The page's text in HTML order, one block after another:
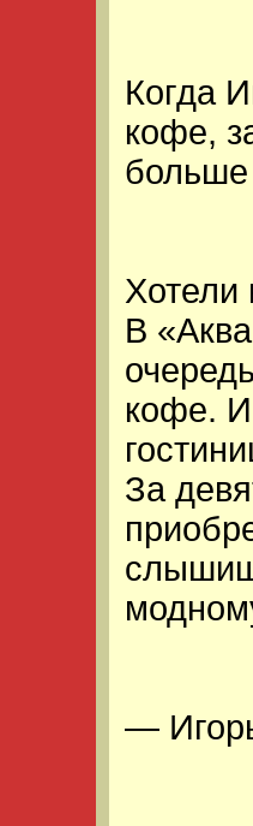
Когда
кофе,
больше
Хотели
В
кофе. И
За
—